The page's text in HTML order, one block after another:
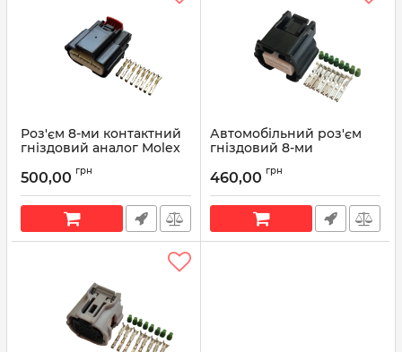
Роз'єм 8-ми контактний
гніздовий аналог Molex
Артикул: Р685
500,00 грн
Автомобільний роз'єм
гніздовий 8-ми
7283-8855-30 серії RH
Артикул: 7283-8855-30
460,00 грн